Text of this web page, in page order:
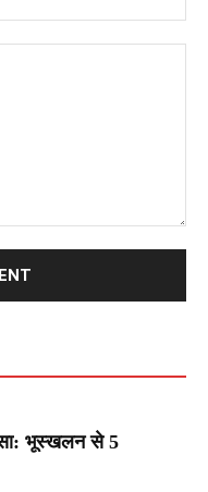
भूस्खलन से 5